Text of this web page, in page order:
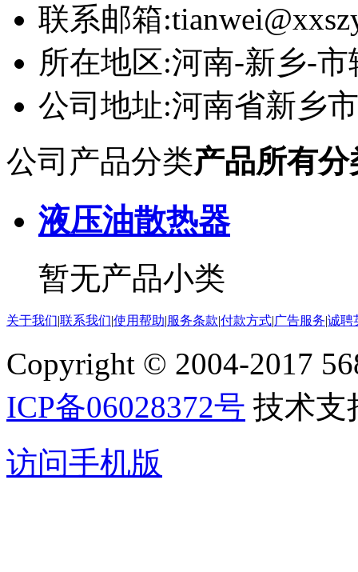
联系邮箱:
所在地区:河南-新乡-市
公司地址:河南省新乡
公司产品分类产品所有分
液压油散热器
暂无产品小类
关于我们|联系我们|使用帮助|服务条款|付款方式|广告服务|诚聘
Copyright © 2004-2017
ICP备06028372号 技术支
访问手机版